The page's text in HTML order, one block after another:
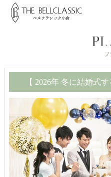
【 2026年 冬に結婚式